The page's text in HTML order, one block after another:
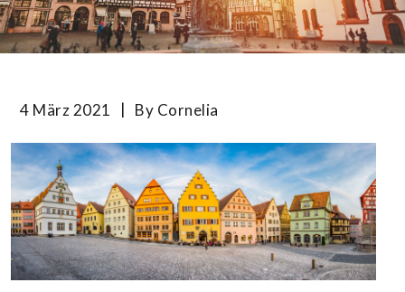
4 März 2021 By Cornelia